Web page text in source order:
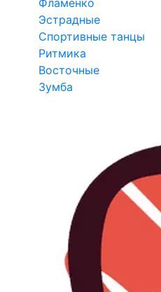
Фламенко
Эстрадные
Спортивные танцы
Ритмика
Восточные
Зумба